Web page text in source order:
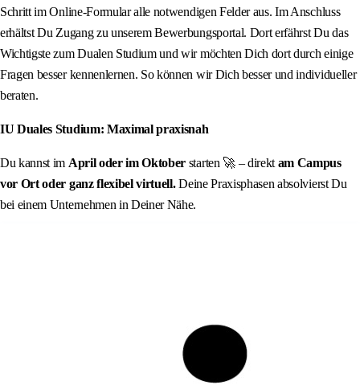
Schritt im Online-Formular alle notwendigen Felder aus. Im Anschluss
erhältst Du Zugang zu unserem Bewerbungsportal. Dort erfährst Du das
Wichtigste zum Dualen Studium und wir möchten Dich dort durch einige
Fragen besser kennenlernen. So können wir Dich besser und individueller
beraten.
IU Duales Studium: Maximal praxisnah
Du kannst im April oder im Oktober starten 🚀 – direkt am Campus
vor Ort oder ganz flexibel virtuell.Deine Praxisphasen absolvierst Du
bei einem Unternehmen in Deiner Nähe.